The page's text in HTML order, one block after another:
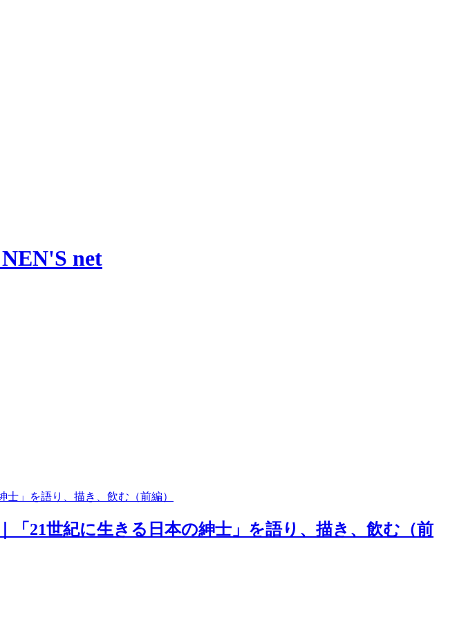
net
」を語り、描き、飲む（前編）
「21世紀に生きる日本の紳士」を語り、描き、飲む（前